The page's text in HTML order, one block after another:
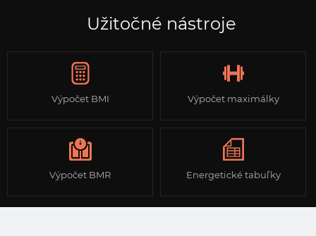
Užitočné nástroje
Výpočet BMI Výpočet maximálky
Výpočet BMR Energetické tabuľky